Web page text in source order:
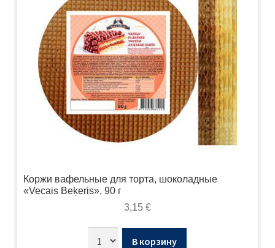
Коржи вафельные для торта, шоколадные
«Vecais Beķeris», 90 г
3,15 €
В корзину